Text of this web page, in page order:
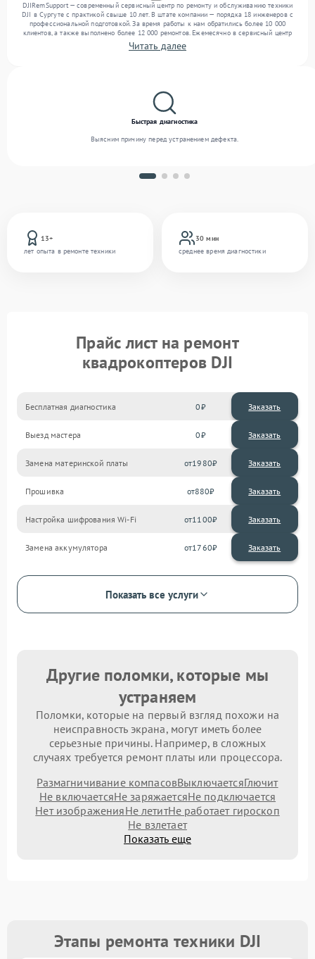
DJIRemSupport — современный сервисный центр по ремонту и обслуживанию техники
DJI в Сургуте с практикой свыше 10 лет. В штате компании — порядка 18 инженеров с
профессиональной подготовкой. За время работы к нам обратились более 10 000
клиентов, а также выполнено более 12 000 ремонтов. Ежемесячно в сервисный центр
поступает свыше 300 единиц техники, включая , , . Мы работаем с широким спектром
неисправностей и предлагаем стабильный уровень сервиса благодаря использованию
Читать далее
13+
лет опыта в ремонте техники
30 мин
среднее время диагностики
Быстрая диагностика
Выясним причину перед устранением дефекта.
Прайс лист на ремонт
квадрокоптеров DJI
Бесплатная диагностика 0 Заказать
Выезд мастера 0 Заказать
Замена материнской платы 1980
Прошивка 880
Настройка шифрования Wi-Fi 1100
Замена аккумулятора 1760
Показать все услуги
Другие поломки, которые мы
устраняем
Поломки, которые на первый взгляд похожи на
неисправность экрана, могут иметь более
серьезные причины. Например, в сложных
случаях требуется ремонт платы или процессора.
Размагничивание компасовВыключаетсяГлючит
Не включаетсяНе заряжаетсяНе подключается
Нет изображенияНе летитНе работает гироскоп
Не взлетает
Показать еще
Этапы ремонта техники DJI